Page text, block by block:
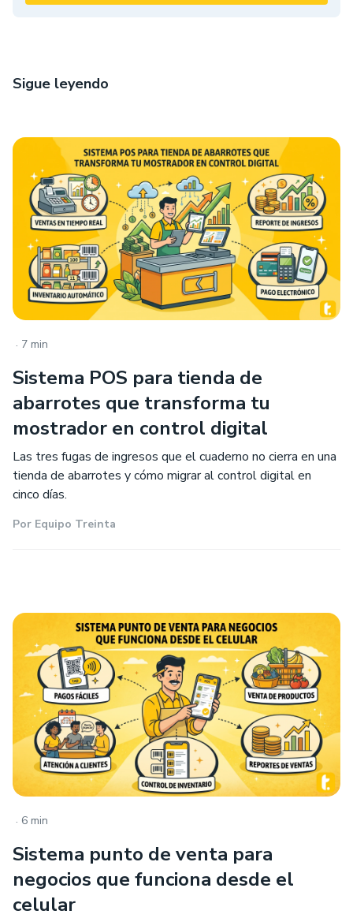
Sigue leyendo
. 7 min
Sistema POS para tienda de
abarrotes que transforma tu
mostrador en control digital
Las tres fugas de ingresos que el cuaderno no cierra en una
tienda de abarrotes y cómo migrar al control digital en
cinco días.
Por Equipo Treinta
. 6 min
Sistema punto de venta para
negocios que funciona desde el
celular